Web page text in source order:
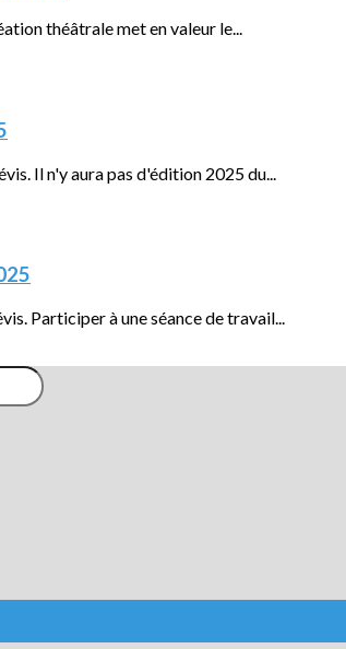
théâtrale met en valeur le...
Il n'y aura pas d'édition 2025 du...
Participer à une séance de travail...